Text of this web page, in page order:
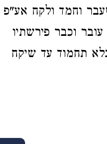
וחמד ולקח אע"פ
וכבר פירשתיו
תחמוד עד שיקח